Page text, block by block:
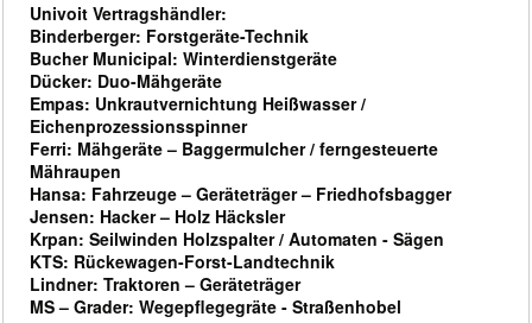
Univoit Vertragshändler:
Binderberger: Forstgeräte-Technik
Bucher Municipal: Winterdienstgeräte
Dücker: Duo-Mähgeräte
Empas: Unkrautvernichtung Heißwasser /
Eichenprozessionsspinner
Ferri: Mähgeräte – Baggermulcher / ferngesteuerte
Mähraupen
Hansa: Fahrzeuge – Geräteträger – Friedhofsbagger
Jensen: Hacker – Holz Häcksler
Krpan: Seilwinden Holzspalter / Automaten - Sägen
KTS: Rückewagen-Forst-Landtechnik
Lindner: Traktoren – Geräteträger
MS – Grader: Wegepflegegräte - Straßenhobel